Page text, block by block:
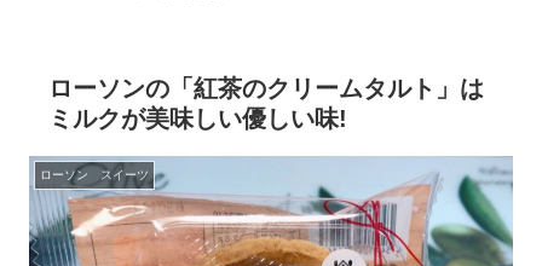
ローソンの「紅茶のクリームタルト」は
ミルクが美味しい優しい味!
ローソン スイーツ